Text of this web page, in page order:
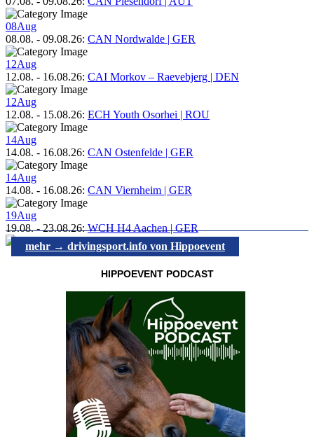
08Aug
08.08. - 09.08.26: CAN Nordwalde | GER
12Aug
12.08. - 16.08.26: CAI Morkov – Raevebjerg | DEN
12Aug
12.08. - 15.08.26: ECH Youth Osorhei | ROU
14Aug
14.08. - 16.08.26: CAN Ostenfelde | GER
14Aug
14.08. - 16.08.26: CAN Viernheim | GER
19Aug
19.08.-23.08.26:WCH H4 Aachen | GER
mehr → drivingsport.info von Hippoevent
HIPPOEVENT PODCAST